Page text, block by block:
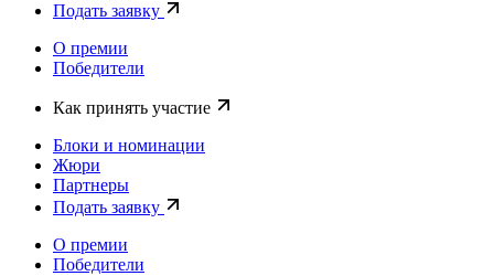
Подать заявку
О премии
Победители
Как принять участие
Блоки и номинации
Жюри
Партнеры
Подать заявку
О премии
Победители